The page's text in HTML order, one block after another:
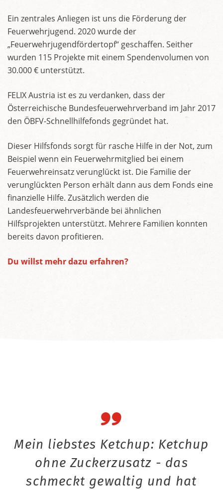
Ein zentrales Anliegen ist uns die Förderung der
Feuerwehrjugend. 2020 wurde der
„Feuerwehrjugendfördertopf“ geschaffen. Seither
wurden 115 Projekte mit einem Spendenvolumen von
30.000 € unterstützt.
FELIX Austria ist es zu verdanken, dass der
Österreichische Bundesfeuerwehrverband im Jahr 2017
den ÖBFV-Schnellhilfefonds gegründet hat.
Dieser Hilfsfonds sorgt für rasche Hilfe in der Not, zum
Beispiel wenn ein Feuerwehrmitglied bei einem
Feuerwehreinsatz verunglückt ist. Die Familie der
verunglückten Person erhält dann aus dem Fonds eine
finanzielle Hilfe. Zusätzlich werden die
Landesfeuerwehrverbände bei ähnlichen
Hilfsprojekten unterstützt. Mehrere Familien konnten
bereits davon profitieren.
Du willst mehr dazu erfahren?
Mein liebstes Ketchup: Ketchup
ohne Zuckerzusatz - das
schmeckt gewaltig und hat